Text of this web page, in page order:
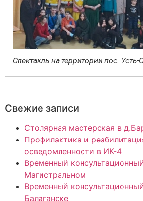
Спектакль на территории пос. Усть-
Свежие записи
Столярная мастерская в
Профилактика и
осведомленности в ИК-4
Временный
Магистральном
Временный
Балаганске